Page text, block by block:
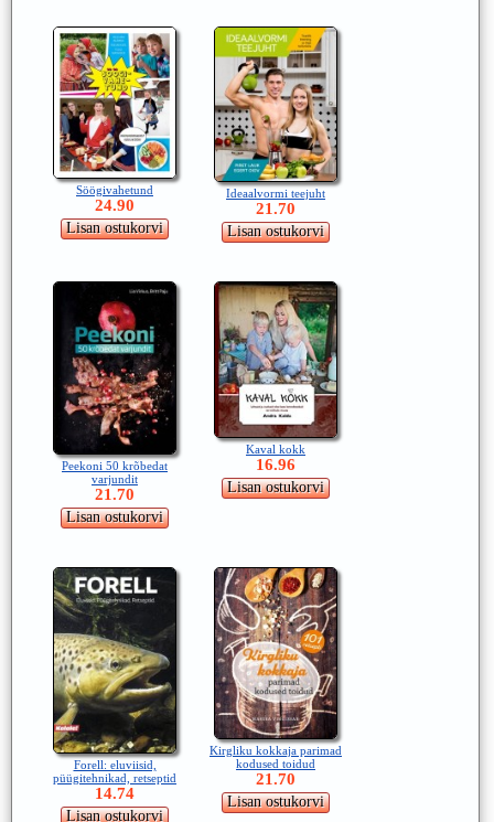
Söögivahetund
24.90
Ideaalvormi teejuht
21.70
Peekoni 50 krõbedat
varjundit
21.70
Kaval kokk
16.96
Forell: eluviisid,
püügitehnikad, retseptid
14.74
Kirgliku kokkaja parimad
kodused toidud
21.70